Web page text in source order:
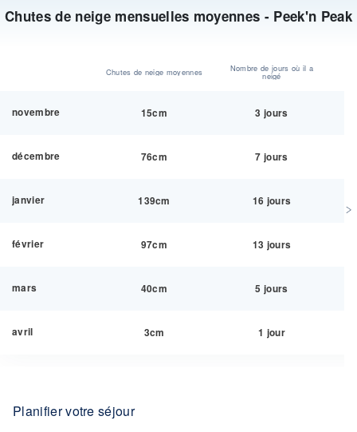
Chutes de neige mensuelles moyennes - Peek'n Peak
Chutes de neige moyennes Nombre de jours où il a
neigé
novembre 15cm 3 jours
décembre 76cm 7 jours
janvier 139cm 16 jours
février 97cm 13 jours
mars 40cm 5 jours
avril 3cm 1 jour
Planifier votre séjour